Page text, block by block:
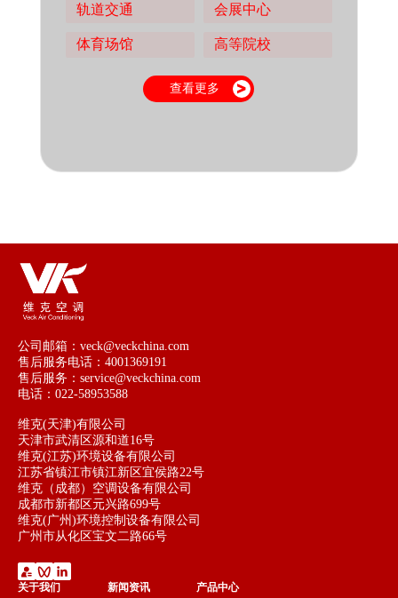
轨道交通 会展中心
体育场馆 高等院校
查看更多
公司邮箱：veck@veckchina.com
售后服务电话：4001369191
售后服务：service@veckchina.com
电话：022-58953588
维克(天津)有限公司
天津市武清区源和道16号
维克(江苏)环境设备有限公司
江苏省镇江市镇江新区宜侯路22号
维克（成都）空调设备有限公司
成都市新都区元兴路699号
维克(广州)环境控制设备有限公司
广州市从化区宝文二路66号
关于我们
新闻资讯
产品中心